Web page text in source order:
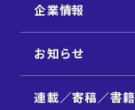
企業情報
お知らせ
連載／寄稿／書籍